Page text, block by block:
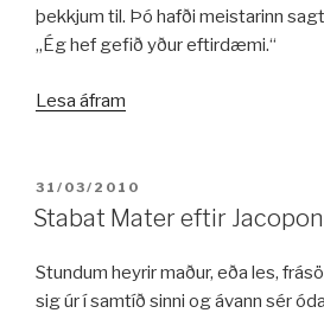
þekkjum til. Þó hafði meistarinn
„Ég hef gefið yður eftirdæmi.“
Lesa áfram
yður
eftirdæmi“
BIRT:
31/03/2010
Stabat Mater eftir
Stundum heyrir maður, eða les,
sig úr í samtíð sinni og ávann sér